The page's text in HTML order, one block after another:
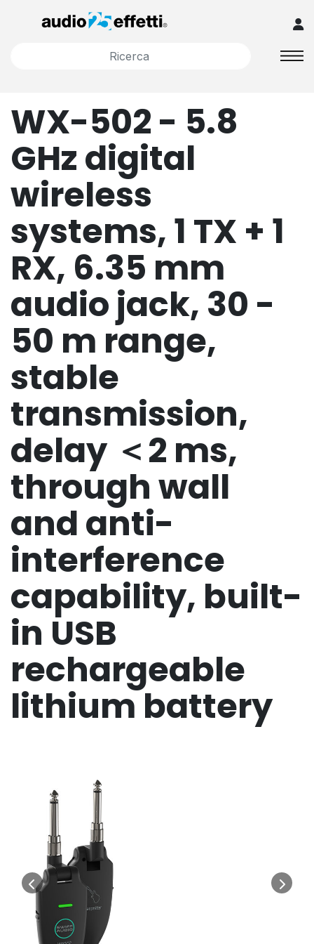
WX-502 - 5.8
GHz digital
wireless
systems, 1 TX + 1
RX, 6.35 mm
audio jack, 30 -
50 m range,
stable
transmission,
delay ＜2 ms,
through wall
and anti-
interference
capability, built-
in USB
rechargeable
lithium battery